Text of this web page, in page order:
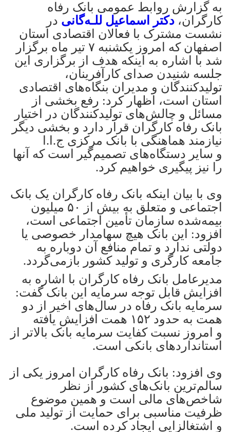
به گزارش روابط عمومی بانک رفاه
کارگران، دکتر اسماعیل للـه‌گانی در
نشست مشترک با فعالان اقتصادی استان
اصفهان که امروز یکشنبه ۷ تیر ماه برگزار
شد با اشاره به اینکه هدف از برگزاری این
جلسه شنیدن صدای کارآفرینان،
تولیدکنندگان و مدیران بنگاه‌های اقتصادی
استان است، اظهار کرد: رفع بخشی از
مسائل و چالش‌های تولیدکنندگان در اختیار
بانک رفاه کارگران قرار دارد و بخشی دیگر
نیازمند هماهنگی با بانک مرکزی ج.ا.ا
و سایر دستگاه‌های تصمیم‌گیر است که آنها
را نیز پیگیری خواهیم کرد.
وی با بیان اینکه بانک رفاه کارگران یک بانک
اجتماعی و متعلق به بیش از ۵۰ میلیون
بیمه‌شده سازمان تأمین اجتماعی است،
افزود: این بانک هیچ سهامدار خصوصی یا
دولتی ندارد و تمام منافع آن دوباره به
جامعه کارگری و تولید کشور بازمی‌گردد.
مدیرعامل بانک رفاه کارگران با اشاره به
افزایش قابل توجه سرمایه این بانک گفت:
سرمایه بانک رفاه در سال‌های اخیر از دو
همت به حدود ۱۵۲ همت افزایش یافته
و امروز نسبت کفایت سرمایه بانک بالاتر از
استانداردهای بانکی است.
وی افزود: بانک رفاه کارگران امروز یکی از
سالم‌ترین بانک‌های کشور از نظر
شاخص‌های مالی است و همین موضوع
ظرفیت مناسبی برای حمایت از تولید ملی
و اشتغالزایی ایجاد کرده است.